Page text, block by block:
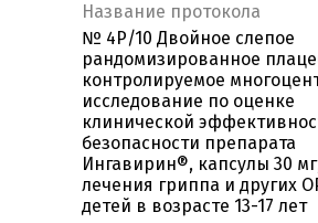
Название протокола
№ 4Р/10 Двойное слепое
рандомизированное
контролируемое
исследование по оценке
клинической
безопасности препарата
Ингавирин®, капсулы 30
лечения гриппа и других
детей в возрасте 13-17 лет